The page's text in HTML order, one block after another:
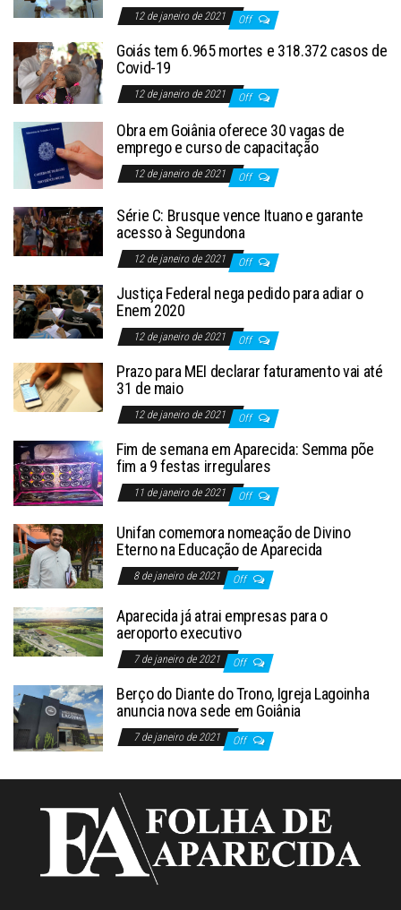
12 de janeiro de 2021 Off
Goiás tem 6.965 mortes e 318.372 casos de
Covid-19
12 de janeiro de 2021 Off
Obra em Goiânia oferece 30 vagas de
emprego e curso de capacitação
12 de janeiro de 2021 Off
Série C: Brusque vence Ituano e garante
acesso à Segundona
12 de janeiro de 2021 Off
Justiça Federal nega pedido para adiar o
Enem 2020
12 de janeiro de 2021 Off
Prazo para MEI declarar faturamento vai até
31 de maio
12 de janeiro de 2021 Off
Fim de semana em Aparecida: Semma põe
fim a 9 festas irregulares
11 de janeiro de 2021 Off
Unifan comemora nomeação de Divino
Eterno na Educação de Aparecida
8 de janeiro de 2021 Off
Aparecida já atrai empresas para o
aeroporto executivo
7 de janeiro de 2021 Off
Berço do Diante do Trono, Igreja Lagoinha
anuncia nova sede em Goiânia
7 de janeiro de 2021 Off